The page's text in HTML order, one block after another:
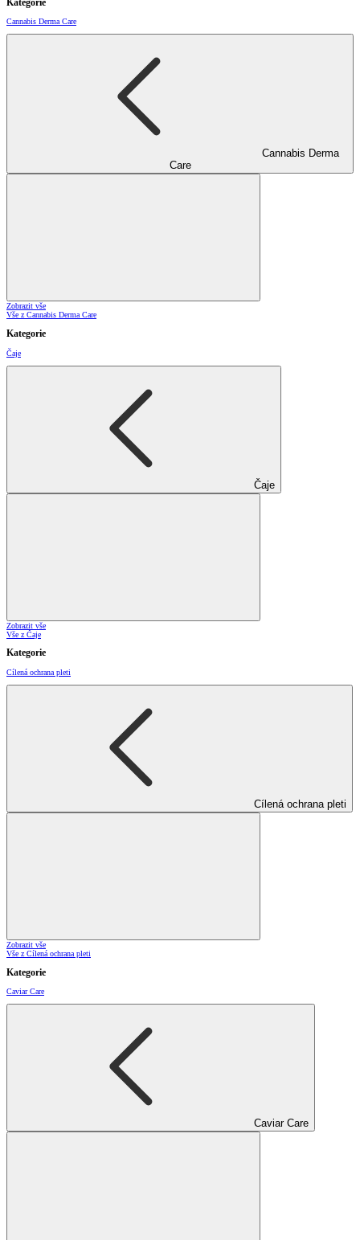
Kategorie
Cannabis Derma Care
Cannabis Derma
Care
Zobrazit vše
Vše z Cannabis Derma Care
Kategorie
Čaje
Čaje
Zobrazit vše
Vše z Čaje
Kategorie
Cílená ochrana pleti
Cílená ochrana pleti
Zobrazit vše
Vše z Cílená ochrana pleti
Kategorie
Caviar Care
Caviar Care